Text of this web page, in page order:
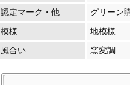
認定マーク・他
グリーン
模様
地模様
風合い
窯変調